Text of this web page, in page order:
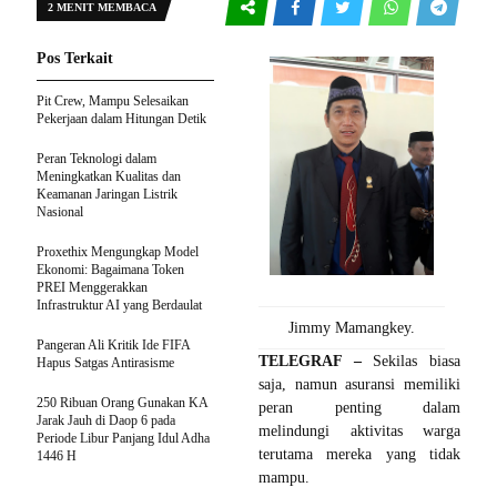
2 MENIT MEMBACA
Jimmy Mamangkey.
TELEGRAF –Sekilas biasa
saja, namun asuransi memiliki
peran penting dalam
melindungi aktivitas warga
terutama mereka yang tidak
mampu.
Pos Terkait
Pit Crew, Mampu Selesaikan
Pekerjaan dalam Hitungan Detik
Peran Teknologi dalam
Meningkatkan Kualitas dan
Keamanan Jaringan Listrik
Nasional
Proxethix Mengungkap Model
Ekonomi: Bagaimana Token
PREI Menggerakkan
Infrastruktur AI yang Berdaulat
Pangeran Ali Kritik Ide FIFA
Hapus Satgas Antirasisme
250 Ribuan Orang Gunakan KA
Jarak Jauh di Daop 6 pada
Periode Libur Panjang Idul Adha
1446 H